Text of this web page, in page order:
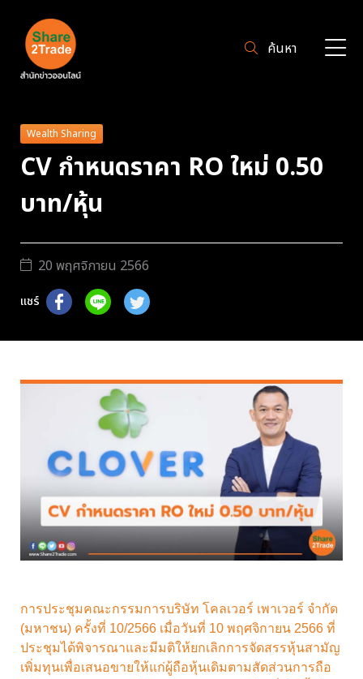
ค้นหา
Wealth Sharing
CV กำหนดราคา RO ใหม่ 0.50
บาท/หุ้น
20 พฤศจิกายน 2566
แชร์
การประชุมคณะกรรมการบริษัท โคลเวอร์ เพาเวอร์ จำกัด
(มหาชน) ครั้งที่ 10/2566 เมื่อวันที่ 10 พฤศจิกายน 2566 ที่
ประชุมได้พิจารณาและมีมติให้ยกเลิกการจัดสรรหุ้นสามัญ
เพิ่มทุนเพื่อเสนอขายให้แก่ผู้ถือหุ้นเดิมตามสัดส่วนการถือ